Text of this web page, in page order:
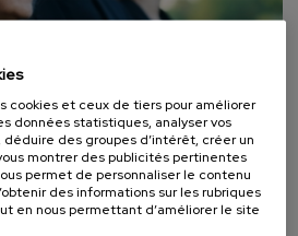
PSYCHOLOGIE
PHILOSOPHIE
cookies et ceux de tiers pour améliorer
données statistiques, analyser vos
des groupes d’intérêt, créer un
montrer des publicités pertinentes
permet de personnaliser le contenu
des informations sur les rubriques
en nous permettant d’améliorer le site